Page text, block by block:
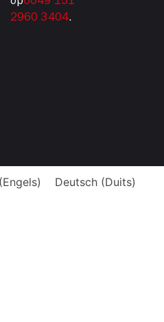
2960 3404.
Engels) Deutsch(Duits)